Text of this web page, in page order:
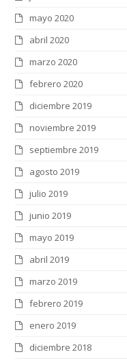
mayo 2020
abril 2020
marzo 2020
febrero 2020
diciembre 2019
noviembre 2019
septiembre 2019
agosto 2019
julio 2019
junio 2019
mayo 2019
abril 2019
marzo 2019
febrero 2019
enero 2019
diciembre 2018